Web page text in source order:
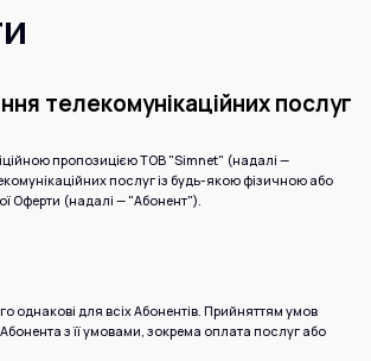
телекомунікаційних послуг
пропозицією ТОВ "Simnet" (надалі —
послуг із будь-якою фізичною або
Оферти (надалі — "Абонент").
однакові для всіх Абонентів. Прийняттям умов
з її умовами, зокрема оплата послуг або